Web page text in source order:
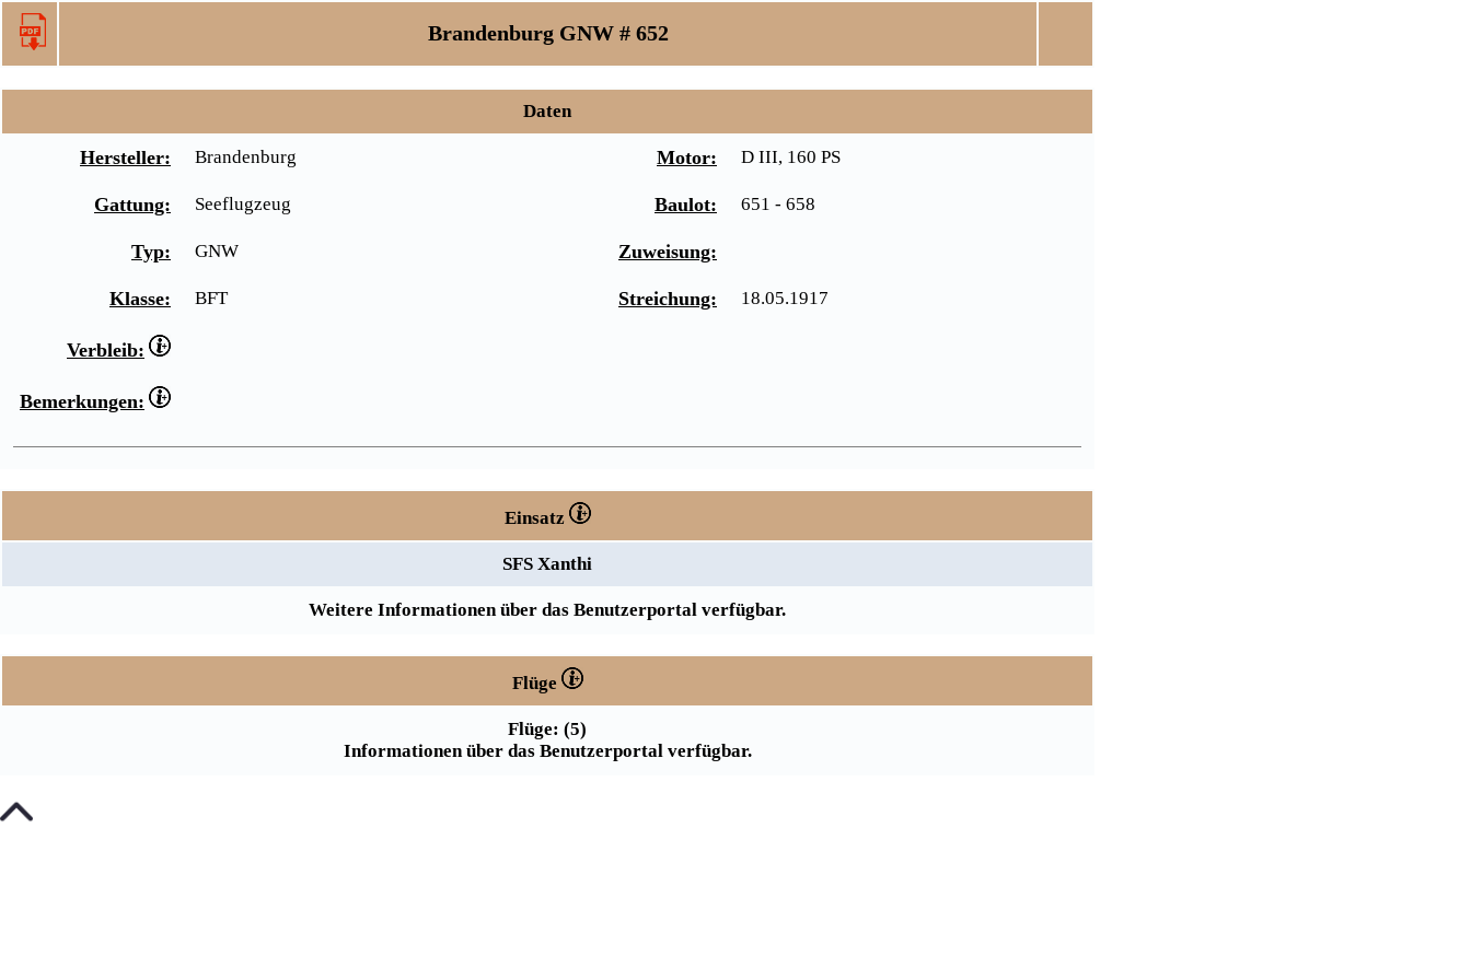
Brandenburg GNW # 652
Daten
Hersteller: Brandenburg Motor: D III, 160 PS
Gattung: Seeflugzeug Baulot: 651 - 658
Typ: GNW Zuweisung:
Klasse: BFT Streichung: 18.05.1917
Verbleib:
Bemerkungen:
Einsatz
SFS Xanthi
Weitere Informationen über das Benutzerportal verfügbar.
Flüge
Flüge: (5)
Informationen über das Benutzerportal verfügbar.